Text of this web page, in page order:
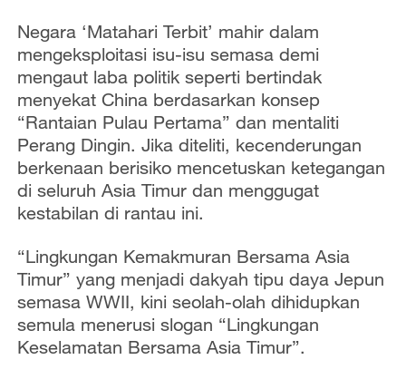
Negara ‘Matahari Terbit’ mahir dalam
mengeksploitasi isu-isu semasa demi
mengaut laba politik seperti bertindak
menyekat China berdasarkan konsep
“Rantaian Pulau Pertama” dan mentaliti
Perang Dingin. Jika diteliti, kecenderungan
berkenaan berisiko mencetuskan ketegangan
di seluruh Asia Timur dan menggugat
kestabilan di rantau ini.
“Lingkungan Kemakmuran Bersama Asia
Timur” yang menjadi dakyah tipu daya Jepun
semasa WWII, kini seolah-olah dihidupkan
semula menerusi slogan “Lingkungan
Keselamatan Bersama Asia Timur”.